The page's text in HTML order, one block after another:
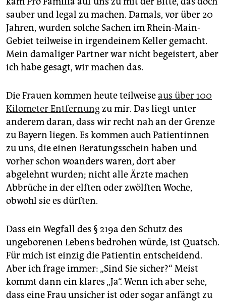
sauber und legal zu machen. Damals, vor über 20
Jahren, wurden solche Sachen im Rhein-Main-
Gebiet teilweise in irgendeinem Keller gemacht.
Mein damaliger Partner war nicht begeistert, aber
ich habe gesagt, wir machen das.
Die Frauen kommen heute teilweiseaus über 100
Kilometer Entfernungzu mir. Das liegt unter
anderem daran, dass wir recht nah an der Grenze
zu Bayern liegen. Es kommen auch Patientinnen
zu uns, die einen Beratungsschein haben und
vorher schon woanders waren, dort aber
abgelehnt wurden; nicht alle Ärzte machen
Abbrüche in der elften oder zwölften Woche,
obwohl sie es dürften.
Dass ein Wegfall des § 219a den Schutz des
ungeborenen Lebens bedrohen würde, ist Quatsch.
Für mich ist einzig die Patientin entscheidend.
Aber ich frage immer: „Sind Sie sicher?“ Meist
kommt dann ein klares „Ja“. Wenn ich aber sehe,
dass eine Frau unsicher ist oder sogar anfängt zu